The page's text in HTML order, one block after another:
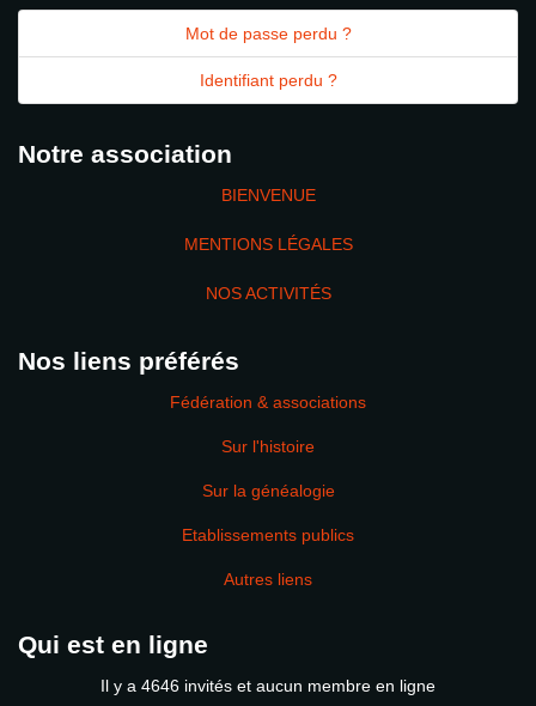
Mot de passe perdu ?
Identifiant perdu ?
Notre association
BIENVENUE
MENTIONS LÉGALES
NOS ACTIVITÉS
Nos liens préférés
Fédération & associations
Sur l'histoire
Sur la généalogie
Etablissements publics
Autres liens
Qui est en ligne
Il y a 4646 invités et aucun membre en ligne